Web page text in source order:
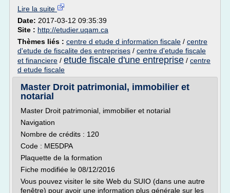
Lire la suite
Date: 2017-03-12 09:35:39
Site : http://etudier.uqam.ca
Thèmes liés : centre d etude d information fiscale / centre
d'etude de fiscalite des entreprises / centre d'etude fiscale
et financiere / etude fiscale d'une entreprise / centre
d etude fiscale
Master Droit patrimonial, immobilier et
notarial
Master Droit patrimonial, immobilier et notarial
Navigation
Nombre de crédits : 120
Code : ME5DPA
Plaquette de la formation
Fiche modifiée le 08/12/2016
Vous pouvez visiter le site Web du SUIO (dans une autre
fenêtre) pour avoir une information plus générale sur les